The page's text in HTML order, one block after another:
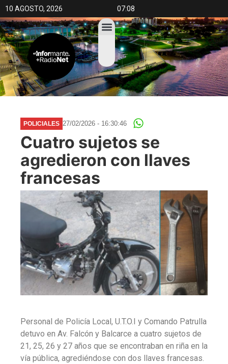
10 AGOSTO, 2026 07:08
POLICIALES 27/02/2026 - 16:30:46
Cuatro sujetos se
agredieron con llaves
francesas
Personal de Policía Local, U.T.O.I y Comando Patrulla
detuvo en Av. Falcón y Balcarce a cuatro sujetos de
21, 25, 26 y 27 años que se encontraban en riña en la
vía pública, agrediéndose con dos llaves francesas.